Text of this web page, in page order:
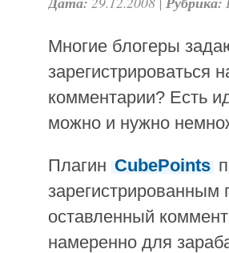
Многие блогеры
зарегистрироваться
комментарии? Есть
можно и нужно
Плагин CubePoints
оставленный
намеренно для